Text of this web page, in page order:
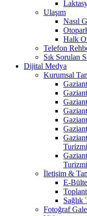
Ulaşım
Nasıl
Halk
Telefon
Sık Sorulan
Dijital Medya
Kurumsal
İletişim &
E-
Sağlık
Fotoğraf